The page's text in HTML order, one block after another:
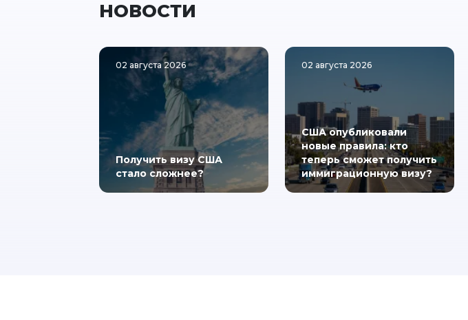
НОВОСТИ
02 августа 2026
Получить визу США
стало сложнее?
02 августа 2026
США опубликовали
новые правила: кто
теперь сможет получить
иммиграционную визу?